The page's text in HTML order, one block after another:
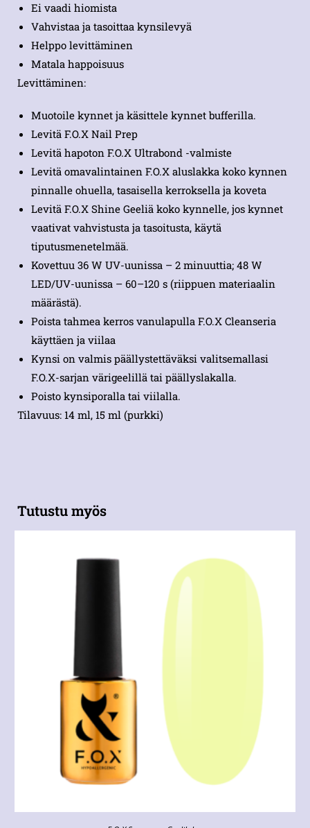
Ei vaadi hiomista
Vahvistaa ja tasoittaa kynsilevyä
Helppo levittäminen
Matala happoisuus
Levittäminen:
Muotoile kynnet ja käsittele kynnet bufferilla.
Levitä F.O.X Nail Prep
Levitä hapoton F.O.X Ultrabond -valmiste
Levitä omavalintainen F.O.X aluslakka koko kynnen
pinnalle ohuella, tasaisella kerroksella ja koveta
Levitä F.O.X Shine Geeliä koko kynnelle, jos kynnet
vaativat vahvistusta ja tasoitusta, käytä
tiputusmenetelmää.
Kovettuu 36 W UV-uunissa – 2 minuuttia; 48 W
LED/UV-uunissa – 60–120 s (riippuen materiaalin
määrästä).
Poista tahmea kerros vanulapulla F.O.X Cleanseria
käyttäen ja viilaa
Kynsi on valmis päällystettäväksi valitsemallasi
F.O.X-sarjan värigeelillä tai päällyslakalla.
Poisto kynsiporalla tai viilalla.
Tilavuus: 14 ml, 15 ml (purkki)
Tutustu myös